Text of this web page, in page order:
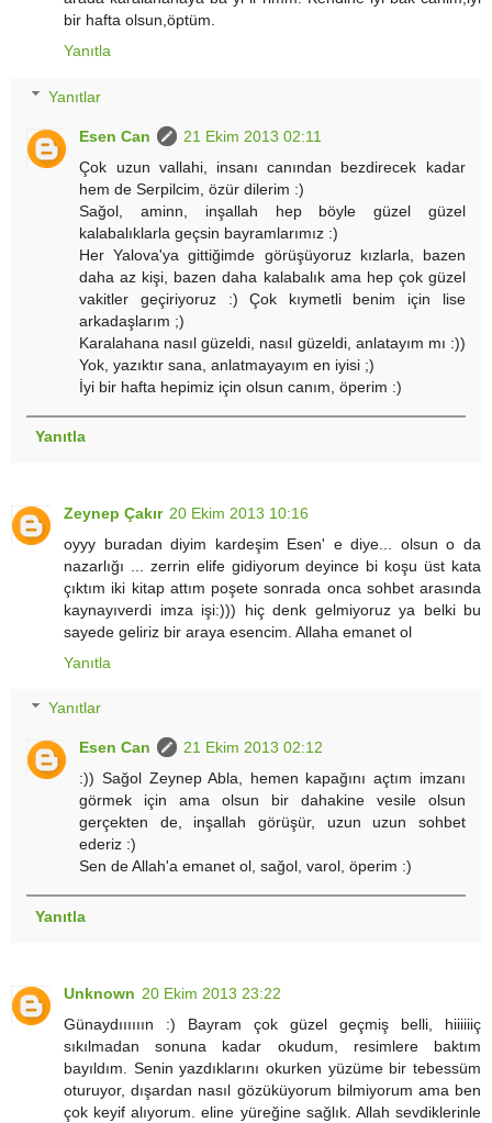
bir hafta olsun,öptüm.
Yanıtla
Yanıtlar
Esen Can
21 Ekim 2013 02:11
Çok uzun vallahi, insanı canından bezdirecek kadar
hem de Serpilcim, özür dilerim :)
Sağol, aminn, inşallah hep böyle güzel güzel
kalabalıklarla geçsin bayramlarımız :)
Her Yalova'ya gittiğimde görüşüyoruz kızlarla, bazen
daha az kişi, bazen daha kalabalık ama hep çok güzel
vakitler geçiriyoruz :) Çok kıymetli benim için lise
arkadaşlarım ;)
Karalahana nasıl güzeldi, nasıl güzeldi, anlatayım mı :))
Yok, yazıktır sana, anlatmayayım en iyisi ;)
İyi bir hafta hepimiz için olsun canım, öperim :)
Yanıtla
Zeynep Çakır 20 Ekim 2013 10:16
oyyy buradan diyim kardeşim Esen' e diye... olsun o da
nazarlığı ... zerrin elife gidiyorum deyince bi koşu üst kata
çıktım iki kitap attım poşete sonrada onca sohbet arasında
kaynayıverdi imza işi:))) hiç denk gelmiyoruz ya belki bu
sayede geliriz bir araya esencim. Allaha emanet ol
Yanıtla
Yanıtlar
Esen Can
21 Ekim 2013 02:12
:)) Sağol Zeynep Abla, hemen kapağını açtım imzanı
görmek için ama olsun bir dahakine vesile olsun
gerçekten de, inşallah görüşür, uzun uzun sohbet
ederiz :)
Sen de Allah'a emanet ol, sağol, varol, öperim :)
Yanıtla
Unknown 20 Ekim 2013 23:22
Günaydıııııın :) Bayram çok güzel geçmiş belli, hiiiiiiç
sıkılmadan sonuna kadar okudum, resimlere baktım
bayıldım. Senin yazdıklarını okurken yüzüme bir tebessüm
oturuyor, dışardan nasıl gözüküyorum bilmiyorum ama ben
çok keyif alıyorum. eline yüreğine sağlık. Allah sevdiklerinle